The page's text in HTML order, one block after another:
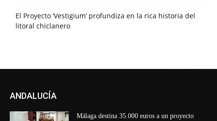
El Proyecto ‘Vestigium’ profundiza en la rica historia del
litoral chiclanero
ANDALUCÍA
Málaga destina 35.000 euros a un proyecto